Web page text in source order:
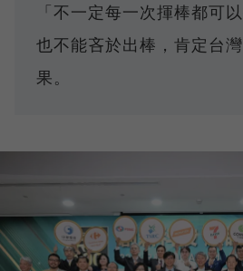
「不一定每一次揮棒都可
也不能吝於出棒，肯定台
果。